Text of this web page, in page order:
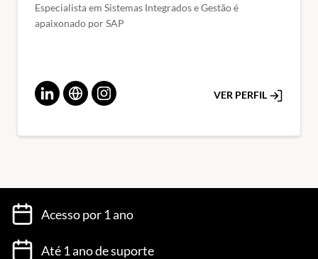
Especialista em Sistemas Integrados e Gestão é
apaixonado por SAP
VER PERFIL
Acesso por 1 ano
Até 1 ano de suporte